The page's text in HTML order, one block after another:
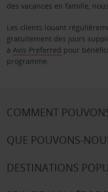
des vacances en famille,
Les clients louant
gratuitement des jours
à Avis Preferred pour
programme.
COMMENT
QUE POUVONS-
DESTINATIONS